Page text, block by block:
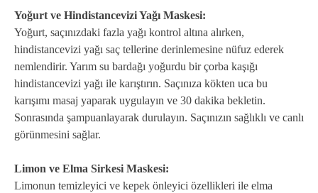
Yoğurt ve Hindistancevizi Yağı Maskesi:
Yoğurt, saçınızdaki fazla yağı kontrol altına alırken,
hindistancevizi yağı saç tellerine derinlemesine nüfuz ederek
nemlendirir. Yarım su bardağı yoğurdu bir çorba kaşığı
hindistancevizi yağı ile karıştırın. Saçınıza kökten uca bu
karışımı masaj yaparak uygulayın ve 30 dakika bekletin.
Sonrasında şampuanlayarak durulayın. Saçınızın sağlıklı ve canlı
görünmesini sağlar.
Limon ve Elma Sirkesi Maskesi:
Limonun temizleyici ve kepek önleyici özellikleri ile elma